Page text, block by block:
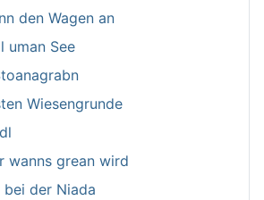
den Wagen an
uman See
Wiesengrunde
wanns grean wird
bei der Niada